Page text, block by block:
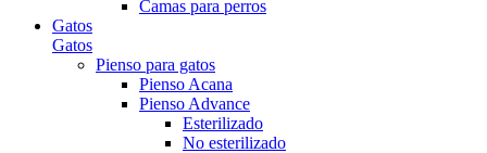
Camas para perros
Gatos
Gatos
Pienso para gatos
Pienso Acana
Pienso Advance
Esterilizado
No esterilizado